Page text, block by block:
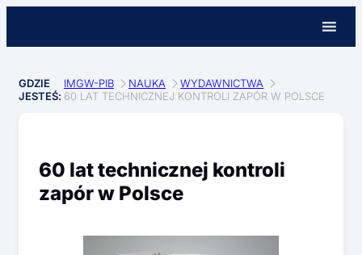
GDZIE
JESTEŚ:
IMGW-PIB NAUKA
WYDAWNICTWA
60 LAT TECHNICZNEJ KONTROLI ZAPÓR W POLSCE
60 lat technicznej kontroli
zapór w Polsce